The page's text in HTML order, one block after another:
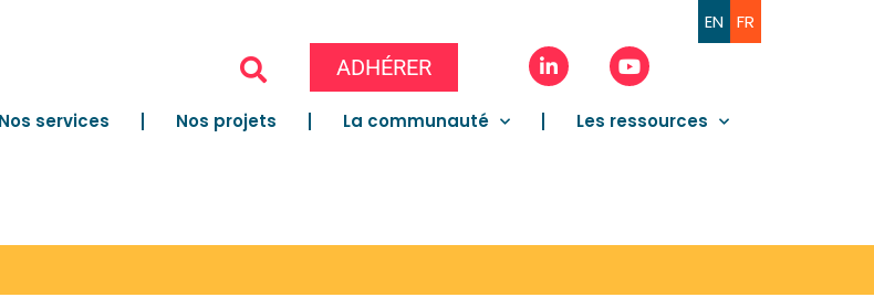
FR
EN
ADHÉRER
Nos services Nos projets La communauté Les ressources